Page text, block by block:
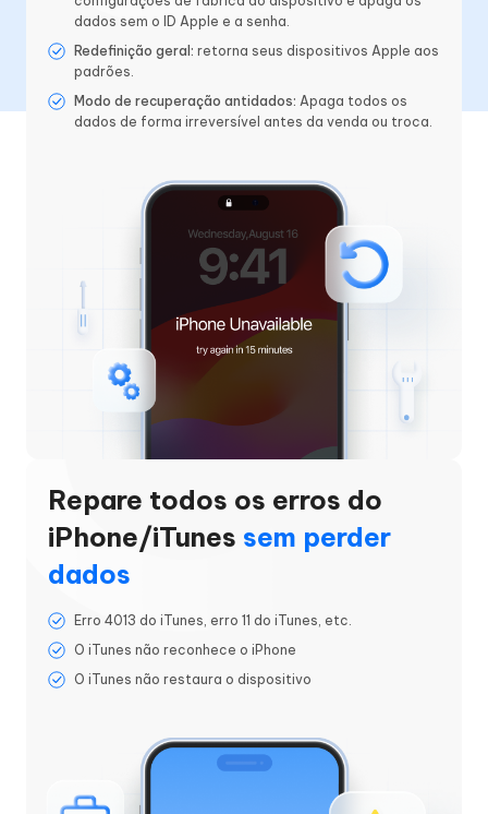
dados sem o ID Apple e a senha.
Redefinição geral: retorna seus dispositivos Apple aos
padrões.
Modo de recuperação antidados: Apaga todos os
dados de forma irreversível antes da venda ou troca.
Repare todos os erros do
iPhone/iTunes sem perder
dados
Erro 4013 do iTunes, erro 11 do iTunes, etc.
O iTunes não reconhece o iPhone
O iTunes não restaura o dispositivo